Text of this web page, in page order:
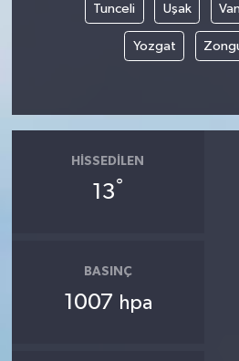
Tunceli Uşak
Yozgat
HISSEDILEN
13°
BASINÇ
1007 hpa